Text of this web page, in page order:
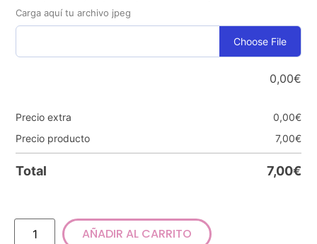
Carga aquí tu archivo jpeg
Choose File
0,00€
Precio extra 0,00€
Precio producto
7,00€
Total 7,00€
AÑADIR AL CARRITO